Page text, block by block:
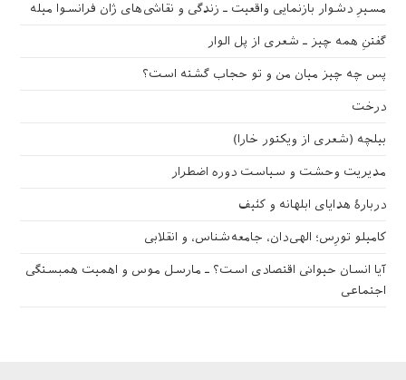
مسیرِ دشوار بازنمایی واقعیت ـ زندگی و نقاشی‌های ژان فرانسوا میله
گفتنِ همه چیز ـ شعری از پل الوار
پس چه چیز میان من و تو حجاب گشته است؟
درخت
بیلچه (شعری از ویکتور خارا)
مدیریت وحشت و سیاست دوره اضطرار
دربارهٔ هدایای ابلهانه و کثیف
کامیلو تورِس؛ الهی‌دان، جامعه‌شناس، و انقلابی
آیا انسان حیوانی اقتصادی است؟ ـ مارسل موس و اهمیت همبستگی
اجتماعی